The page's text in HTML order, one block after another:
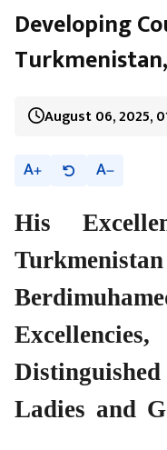
Developing
August 06, 2025,
A
A
His
Excellencies,
Distinguished
Ladies and